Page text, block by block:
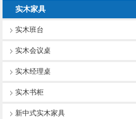
实木家具
实木班台
实木会议桌
实木经理桌
实木书柜
新中式实木家具